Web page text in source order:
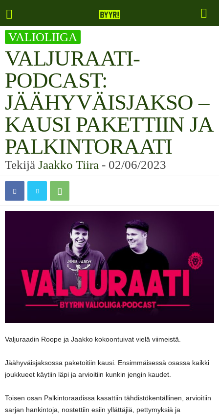
VALIOLIIGA
VALJURAATI-
PODCAST:
JÄÄHYVÄISJAKSO –
KAUSI PAKETTIIN JA
PALKINTORAATI
Tekijä Jaakko Tiira - 02/06/2023
Valjuraadin Roope ja Jaakko kokoontuivat vielä viimeistä.
Jäähyväisjaksossa paketoitiin kausi. Ensimmäisessä osassa kaikki
joukkueet käytiin läpi ja arvioitiin kunkin jengin kaudet.
Toisen osan Palkintoraadissa kasattiin tähdistökentällinen, arvioitiin
sarjan hankintoja, nostettiin esiin yllättäjiä, pettymyksiä ja